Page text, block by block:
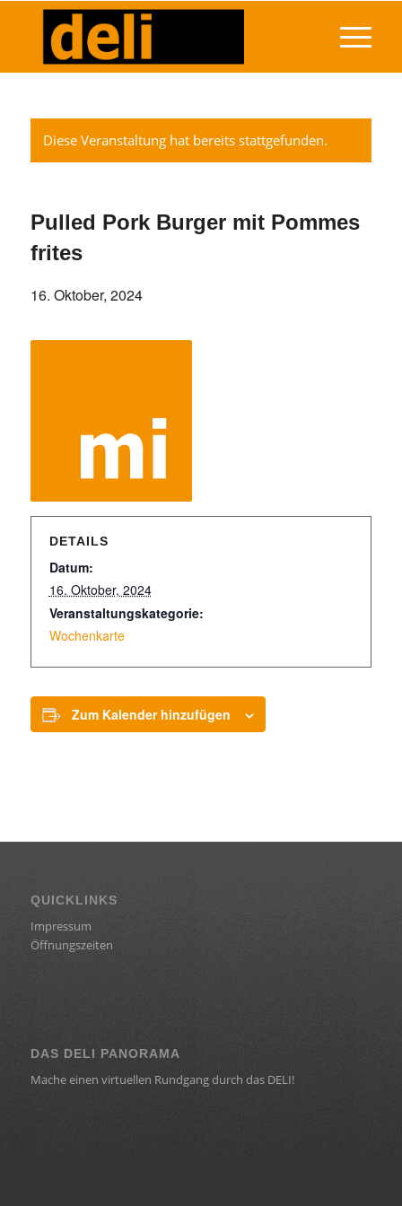
Diese Veranstaltung hat bereits stattgefunden.
Pulled Pork Burger mit Pommes
frites
16. Oktober, 2024
DETAILS
Datum:
16. Oktober, 2024
Veranstaltungskategorie:
Wochenkarte
Zum Kalender hinzufügen
QUICKLINKS
Impressum
Öffnungszeiten
DAS DELI PANORAMA
Mache einen virtuellen Rundgang durch das DELI!